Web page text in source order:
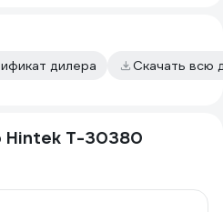
дилера Скачать всю
Hintek Т-30380